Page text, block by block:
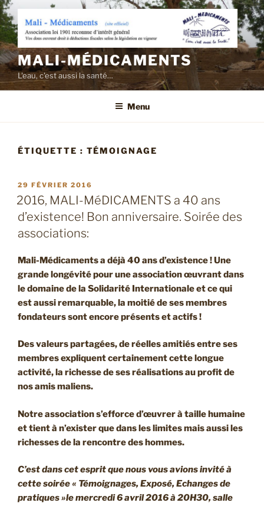
Aller
au
contenu
principal
MALI-MÉDICAMENTS
L'eau, c'est aussi la santé…
Menu
ÉTIQUETTE : TÉMOIGNAGE
PUBLIÉ
LE
29 FÉVRIER 2016
2016, MALI-MéDICAMENTS a 40 ans
d’existence! Bon anniversaire. Soirée des
associations:
Mali-Médicaments a déjà 40 ans d’existence ! Une
grande longévité pour une association œuvrant dans
le domaine de la Solidarité Internationale et ce qui
est aussi remarquable, la moitié de ses membres
fondateurs sont encore présents et actifs !
Des valeurs partagées, de réelles amitiés entre ses
membres expliquent certainement cette longue
activité, la richesse de ses réalisations au profit de
nos amis maliens.
Notre association s’efforce d’œuvrer à taille humaine
et tient à n’exister que dans les limites mais aussi les
richesses de la rencontre des hommes.
C’est dans cet esprit que nous vous avions invité à
cette soirée « Témoignages, Exposé, Echanges de
pratiques »le mercredi 6 avril 2016 à 20H30, salle